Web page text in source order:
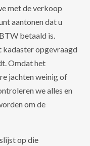
met de verkoop
aantonen dat u
betaald is.
kadaster opgevraagd
Omdat het
jachten weinig of
we alles en
om de
op die